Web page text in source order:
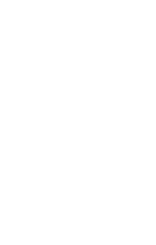
und Kündigung
ÜN bis 180 ÜN)
wird für einen
maximale Mietzeit
wechselseitig
Mietzeitraumes, max.
Kündigung des
kann von beiden
außerordentlich